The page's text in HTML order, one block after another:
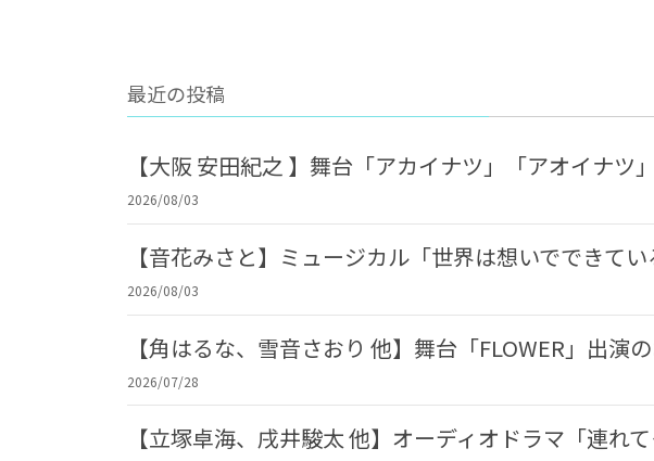
最近の投稿
【大阪 安田紀之 】舞台「アカイナツ」「アオイナツ
2026/08/03
【音花みさと】ミュージカル「世界は想いでできて
2026/08/03
【角はるな、雪音さおり 他】舞台「FLOWER」出演
2026/07/28
【立塚卓海、戌井駿太 他】オーディオドラマ「連れ